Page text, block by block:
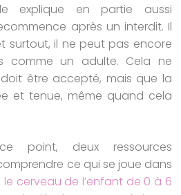
explique en partie aussi
après un interdit. Il
surtout, il ne peut pas encore
comme un adulte. Cela ne
être accepté, mais que la
et tenue, même quand cela
point, deux ressources
ce qui se joue dans
le cerveau de l’enfant de 0 à 6